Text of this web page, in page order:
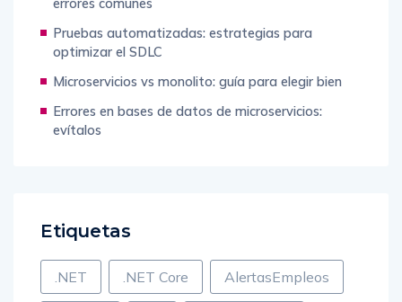
Pruebas automatizadas: estrategias para
optimizar el SDLC
Microservicios vs monolito: guía para elegir bien
Errores en bases de datos de microservicios:
evítalos
Etiquetas
.NET .NET Core AlertasEmpleos